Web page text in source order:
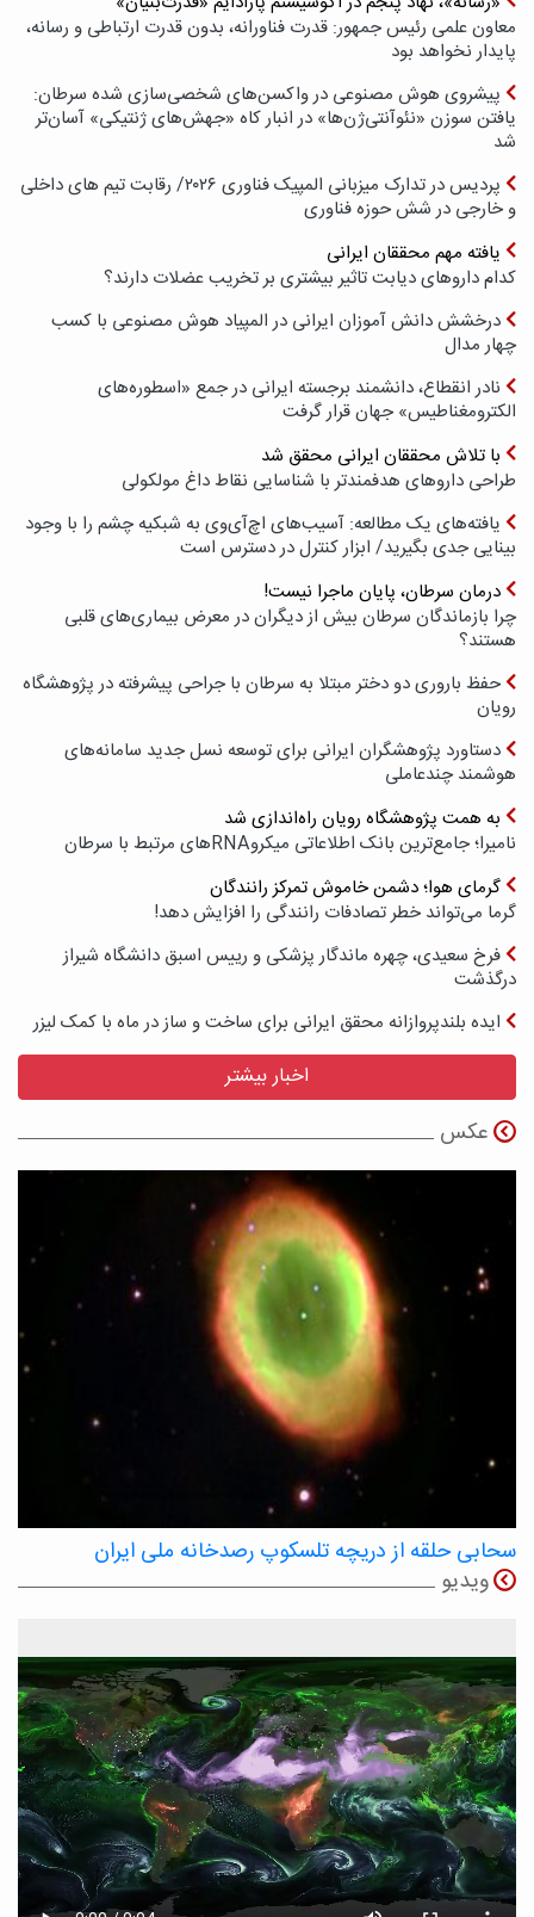
معاون علمی رئیس جمهور: قدرت فناورانه، بدون قدرت ارتباطی و رسانه،
پایدار نخواهد بود
پیشروی هوش مصنوعی در واکسن‌های شخصی‌سازی شده سرطان:
یافتن سوزن «نئوآنتی‌ژن‌ها» در انبار کاه «جهش‌های ژنتیکی» آسان‌تر
شد
پردیس در تدارک میزبانی المپیک فناوری ۲۰۲۶/ رقابت تیم های داخلی
و خارجی در شش حوزه فناوری
یافته مهم محققان ایرانی
کدام داروهای دیابت تاثیر بیشتری بر تخریب عضلات دارند؟
درخشش دانش آموزان ایرانی در المپیاد هوش مصنوعی با کسب
چهار مدال
نادر انقطاع، دانشمند برجسته ایرانی در جمع «اسطوره‌های
الکترومغناطیس» جهان قرار گرفت
با تلاش محققان ایرانی محقق شد
طراحی داروهای هدفمندتر با شناسایی نقاط داغ مولکولی
یافته‌های یک مطالعه: آسیب‌های اچ‌آی‌وی به شبکیه چشم را با وجود
بینایی جدی بگیرید/ ابزار کنترل در دسترس است
درمان سرطان، پایان ماجرا نیست!
چرا بازماندگان سرطان بیش از دیگران در معرض بیماری‌های قلبی
هستند؟
حفظ باروری دو دختر مبتلا به سرطان با جراحی پیشرفته در پژوهشگاه
رویان
دستاورد پژوهشگران ایرانی برای توسعه نسل جدید سامانه‌های
هوشمند چندعاملی
به همت پژوهشگاه رویان راه‌اندازی شد
نامیرا؛ جامع‌ترین بانک اطلاعاتی میکروRNAهای مرتبط با سرطان
گرمای هوا؛ دشمن خاموش تمرکز رانندگان
گرما می‌تواند خطر تصادفات رانندگی را افزایش دهد!
فرخ سعیدی، چهره ماندگار پزشکی و رییس اسبق دانشگاه شیراز
درگذشت
ایده بلندپروازانه محقق ایرانی برای ساخت و ساز در ماه با کمک لیزر
اخبار بیشتر
عکس
سحابی حلقه از دریچه تلسکوپ رصدخانه ملی ایران
ویدیو